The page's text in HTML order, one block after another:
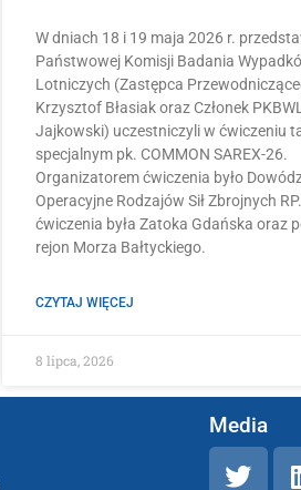
W dniach 18 i 19 maja 2026 r.
Państwowej Komisji Badania
Lotniczych (Zastępca
Krzysztof Błasiak oraz Członek
Jajkowski) uczestniczyli w ćwiczeniu
specjalnym pk. COMMON SAREX-26.
Organizatorem ćwiczenia było
Operacyjne Rodzajów Sił Zbrojnych
ćwiczenia była Zatoka Gdańska oraz
rejon Morza Bałtyckiego.
CZYTAJ WIĘCEJ
8 lipca, 2026
Media